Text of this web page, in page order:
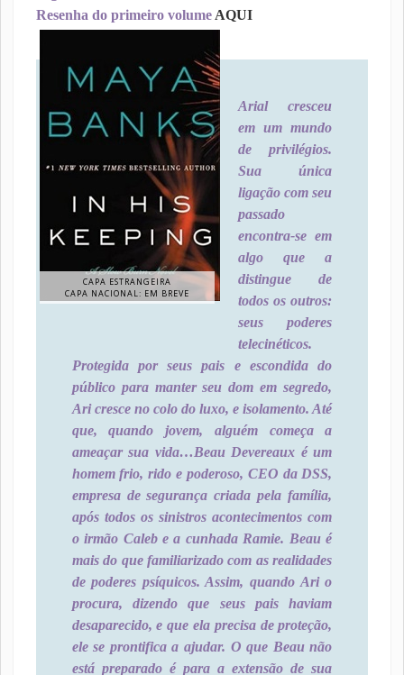
Resenha do primeiro volume AQUI
CAPA ESTRANGEIRA
CAPA NACIONAL: EM BREVE
Arial cresceu
em um mundo
de privilégios.
Sua única
ligação com seu
passado
encontra-se em
algo que a
distingue de
todos os outros:
seus poderes
telecinéticos.
Protegida por seus pais e escondida do
público para manter seu dom em segredo,
Ari cresce no colo do luxo, e isolamento. Até
que, quando jovem, alguém começa a
ameaçar sua vida…Beau Devereaux é um
homem frio, rido e poderoso, CEO da DSS,
empresa de segurança criada pela família,
após todos os sinistros acontecimentos com
o irmão Caleb e a cunhada Ramie. Beau é
mais do que familiarizado com as realidades
de poderes psíquicos. Assim, quando Ari o
procura, dizendo que seus pais haviam
desaparecido, e que ela precisa de proteção,
ele se prontifica a ajudar. O que Beau não
está preparado é para a extensão de sua